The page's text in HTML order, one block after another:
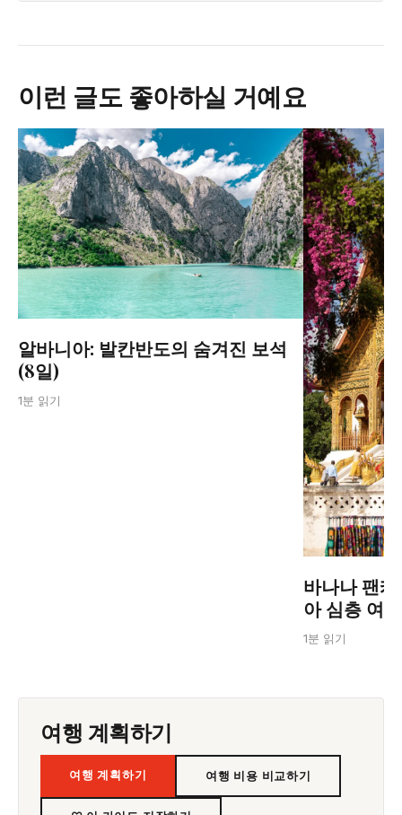
이런 글도 좋아하실 거예요
알바니아: 발칸반도의 숨겨진 보석
(8일)
1분 읽기
바나나 팬
아 심층 여
1분 읽기
여행 계획하기
여행 계획하기 여행 비용 비교하기